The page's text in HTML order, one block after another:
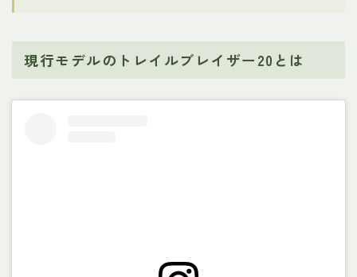
現行モデルのトレイルブレイザー20とは